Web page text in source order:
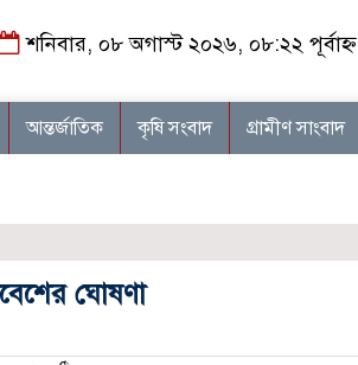
শনিবার, ০৮ অগাস্ট ২০২৬, ০৮:২২ পূর্বাহ্ন
আন্তর্জাতিক কৃষি সংবাদ গ্রামীণ সাংবাদ
ঘোষণা